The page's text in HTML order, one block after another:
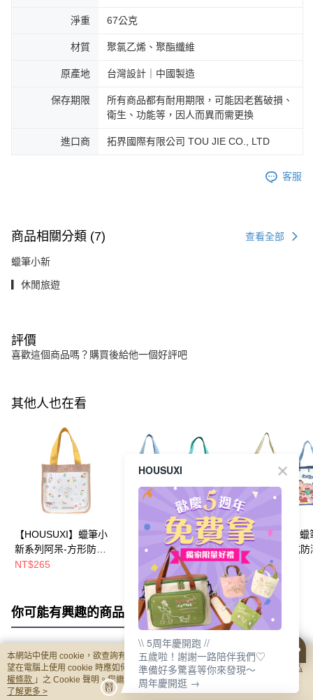
淨重 67公克
材質 聚氯乙烯、聚酯纖維
原產地 台灣設計｜中國製造
保存期限
所有商品都有耐用期限，可能因老舊破損、
衛生、功能等，因人而異而需更換
進口商 拓界國際有限公司 TOU JIE CO., LTD
客服
商品相關分類 (7) 查看全部
蠟筆小新
▎休閒旅遊
評價
喜歡這個商品嗎？購買後給他一個好評吧
其他人也在看
【HOUSUXI】蠟筆小
新系列阿呆-方形防潑
水透明手提袋【5周年
NT$265
【HOUSUXI】蠟筆小
新系列-A4防潑水透明
手提袋(款式可任選)
【5周年慶↘三件75
折】
NT$265
【HOUSUXI】蠟
新系列-A3橫式防
透明手提袋(款式
選)【5周年慶↘
折】
NT$360
你可能有興趣的商品 全站排行
熱門標籤
本網站中使用 cookie，欲查詢有關本網站使用 cookie 方式之詳情，及若您不希
望在電腦上使用 cookie 時應如何變更電腦的 cookie 設定，請參閱本網站「
隱私
權條款 」之 Cookie 聲明。您繼續使用本網站即表示您同意本公司得按本網站使
用條款之 Cookie 聲明使用 cookie。
了解更多 >
HOUSUXI
\\ 5周年慶開跑 //
五歲啦！謝謝一路陪伴我們♡
準備好多驚喜等你來發現～
周年慶開逛 →